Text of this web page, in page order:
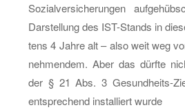
So­zi­al­ver­si­che­run­gen
Dar­stel­lung des IST-Stands in
tens 4 Jahre alt – also weit weg
neh­men­dem. Aber das dürf­te
der § 21 Abs. 3 Ge­sund­heits-
ent­spre­chend in­stal­liert wurde